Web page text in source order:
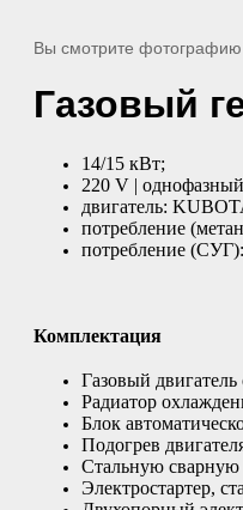
Вы смотрите фотографию
Газовый
14/15 кВт;
220 V |
двигатель:
потребление
потребление
Комплектация
Газовый
Радиатор
Блок
Подогрев
Стальную
Электростартер,